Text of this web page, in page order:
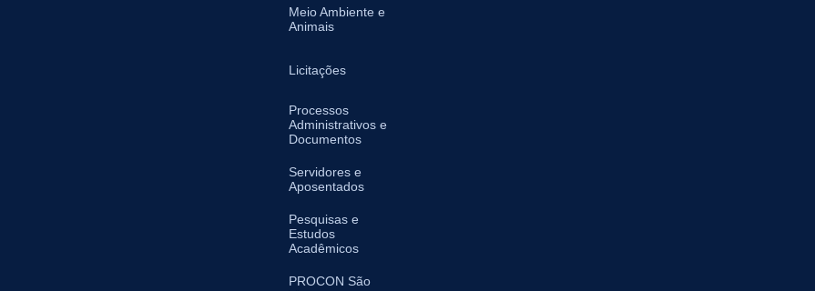
Meio Ambiente e
Animais
Licitações
Processos
Administrativos e
Documentos
Servidores e
Aposentados
Pesquisas e
Estudos
Acadêmicos
PROCON São